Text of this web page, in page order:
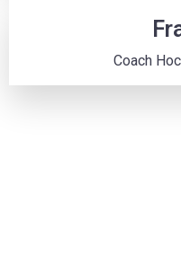
Coach